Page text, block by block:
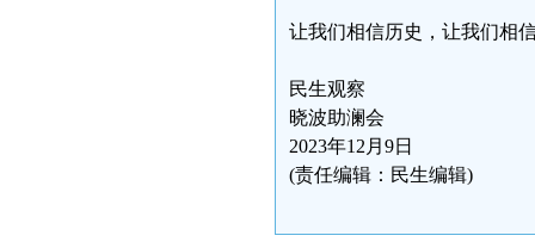
让我们相信历史，让我们相
民生观察
晓波助澜会
2023年12月9日
(责任编辑：民生编辑)